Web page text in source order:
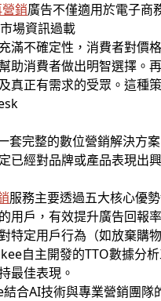
銷廣告不僅適用於電子商
場資訊過載
滿不確定性，消費者對
助消費者做出明智選擇
真正有需求的受眾。這種
套完整的數位營銷解決方
已經對品牌或產品表現出
服務主要透過五大核心優
用戶，有效提升廣告回報
特定用戶行為（如放棄購
自主開發的TTO數據分
最佳表現。
合AI技術與專業營銷團